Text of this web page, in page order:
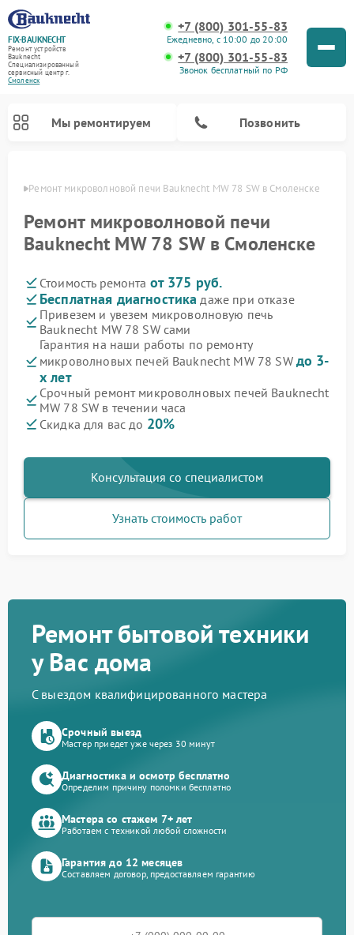
FIX-BAUKNECHT
Ремонт устройств
Bauknecht
Специализированный
cервисный центр г.
Смоленск
+7 (800) 301-55-83
Ежедневно, с 10:00 до 20:00
+7 (800) 301-55-83
Звонок бесплатный по РФ
Мы ремонтируем Позвонить
Ремонт микроволновой печи Bauknecht MW 78 SW в Смоленске
Ремонт микроволновой печи
Bauknecht MW 78 SW в Смоленске
Стоимость ремонта от 375 руб.
Бесплатная диагностика даже при отказе
Привезем и увезем микроволновую печь
Bauknecht MW 78 SW сами
Гарантия на наши работы по ремонту
микроволновых печей Bauknecht MW 78 SW до 3-
х лет
Срочный ремонт микроволновых печей Bauknecht
MW 78 SW в течении часа
Скидка для вас до 20%
Консультация со специалистом
Узнать стоимость работ
Ремонт бытовой техники
у Вас дома
С выездом квалифицированного мастера
Срочный выезд
Мастер приедет уже через 30 минут
Диагностика и осмотр бесплатно
Определим причину поломки бесплатно
Мастера со стажем 7+ лет
Работаем с техникой любой сложности
Гарантия до 12 месяцев
Составляем договор, предоставляем гарантию